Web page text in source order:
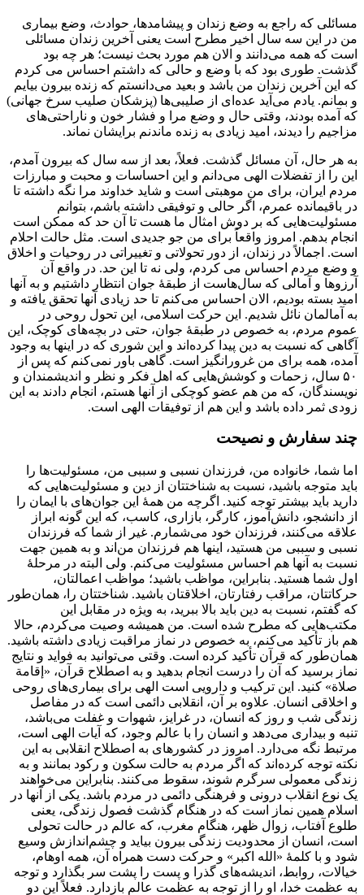
مسائلی که راجع به وضع زندان و پیشامدها، حوادث، وضع بیماری
من در این سه سال اخیر مطرح است یعنی آخرین زندان مسائلی
است که همه می‌دانند و الان هم مورد بحث نیست؛ هر چه بود
گذشت. طوری بود که با وضع و حالی که داشتم احساس می کردم
که این آخرین زندان من باشد و بعید می‌دانستم که زنده بیرون بیایم
و بمانم. یادم می‌آید عده‌ای از صلیبی‌ها (پزشکان صلیب سرخ جهانی)
که آمده بودند، وقتی حال و وضع مرا و فشار خون و ناراحتی‌های
مزاجیم را دیدند، امید زیادی به زنده ماندنم برایشان نماند.
به هر حال، آن مسائل گذشت. فعلاً، بعد از سه سال که بیرون آمدم،
این را از تفضلات الهی می‌دانم و این احساسات و محبت و مبارزات
مردم ایران، برای من موهبتی است و شاید خداوند مرا نگه داشته تا
در باقیمانده عمرم، اگر حالی و توفیقی داشته باشم، بتوانم
مسئولیت‌هایی که بر دوش امثال ما هست تا آن حد که ممکن است
انجام بدهم. امروز واقعاً برای من جو جدیدی است. مثل حالت احلام
است. اجمالاً در زندان، از دور تحولاتی و تغییراتی در روحیات و اخلاق
و وضع مردم احساس می کردم، ولی نه تا این حد. در واقع آن
آرزوها و آمالی که سال‌هاست از طبقۀ جوان انتظار داشتیم و به آنها
امید بسته بودیم، الان احساس می‌کنم تا حد زیادی آنها تحقق یافته و
به آمالمان نائل شدیم. این حرکت اسلامی، این تحول روحی در
عموم مردم، به خصوص در طبقۀ جوان، حتی در بچه‌های کوچک، این
آگاهی که نسبت به دین پیدا کرده‌اند و این شوری که در اینها به وجود
آمده، همه برای من غرورانگیز است. گاهی باور نمی‌کنم که پس از
۵۰ سال، زحمات و کوشش‌هایی که اهل فکر و نظر و اندیشمندان و
نویسندگان، که من هم عضو کوچکی از آنها هستم، انجام دادند به این
زودی ثمر داده باشد و این هم از توفیقات الهی است.
چند سفارش و نصیحت
اما شما، خانواده من، فرزندان نسبی و سببی من، مسئولیت‌ها را
باید متوجه باشید، نسبت به شناختتان از دین و مسئولیت‌هایی که
دارید باید بیشتر توجه کنید. اگرچه من همۀ این جوان‌های با ایمان را
از دانشجو، دانش‌آموز، کارگر، بازاری، کاسب، که این گونه ابراز
علاقه می‌کنند، فرزندان خود می‌شمارم. غیر از شما که فرزندان
نسبی و سببی من هستید، اینها هم فرزندان من‌اند و به همین جهت
نسبت به آنها هم احساس مسئولیت می‌کنم. ولی البته در مرحلۀ
اول شما هستید. بنابراین، مواظب باشید؛ مواظب اعمالتان،
حرکاتتان، مراقب رفتارتان، اخلاقتان باشید. شناختتان را، همان‌طور
که گفتم، نسبت به دین باید بالا ببرید، به ویژه در مقابل این
مکتب‌هایی که مطرح شده است. من همیشه وصیت می‌کردم، حالا
هم باز تأکید می‌کنم، به خصوص در نماز مراقبت زیادی داشته باشید.
همان‌طور که قرآن تأکید کرده است. وقتی می‌توانید به فواید و نتایج
نماز برسید که آن را درست انجام بدهید و به اصطلاح قرآن، «إقامة
صلاة» کنید. این ترکیب و دارویی است الهی برای بیماری‌های روحی
و اخلاقی انسان. علاوه بر آن، انقلابی دائمی است که در مفاصل
زندگی شب و روز که انسان، در غرایز، شهوات و غفلت می‌باشد،
تنبه و بیداری می‌دهد و انسان را با عالم وجود، که آیات الهی است،
مرتبط نگه می‌دارد. امروز در کشورهای به اصطلاح انقلابی به این
نکته توجه کرده‌اند که اگر مردم به حالت سکون و رکود بمانند و به
زندگی معمولی سرگرم شوند، سقوط می‌کنند. بنابراین می‌خواهند
یک نوع انقلاب درونی و فرهنگی دائمی در مردم باشد. یکی از آنها در
اسلام همين نماز است که در هنگام گذشت فصول زندگی، یعنی
طلوع آفتاب، زوال ظهر، هنگام مغرب، که عالم در حالت تحولی
است، انسان از محدودیت زندگی بیرون بیاید و چشم‌اندازش وسیع
شود و با کلمۀ «الله اکبر» و حرکت دست همراه آن، همه اوهام،
خیالات، روابط، اندیشه‌های گذرا و پست را پشت سر بگذارد و توجه
به عظمت خدا، او را از توجه به عظمت عالم بازدارد. فعلاً این دو